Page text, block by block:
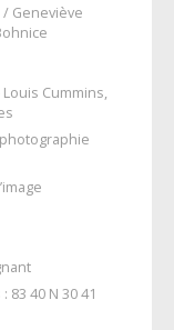
Geneviève
Louis Cummins,
40 N 30 41